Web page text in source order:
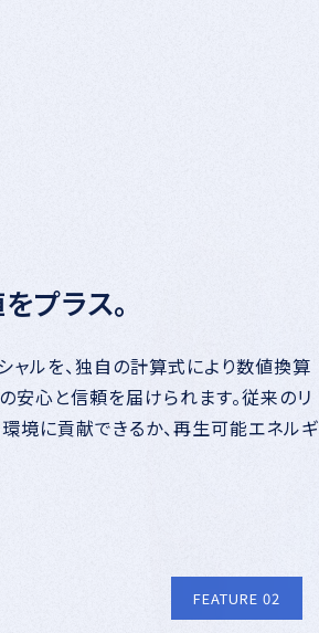
プラス。
ャルを、独自の計算式により数値換算
安心と信頼を届けられます。従来のリ
境に貢献できるか、再生可能エネルギ
FEATURE 02